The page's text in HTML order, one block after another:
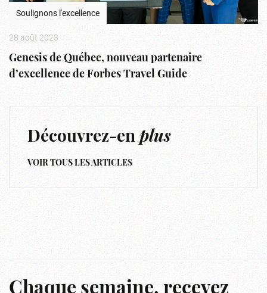
Soulignons l'excellence
28 août 2023
Genesis de Québec, nouveau partenaire
d’excellence de Forbes Travel Guide
Découvrez-enplus
VOIR TOUS LES ARTICLES
Chaque semaine, recevez